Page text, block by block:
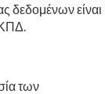
δεδομένων είναι
των